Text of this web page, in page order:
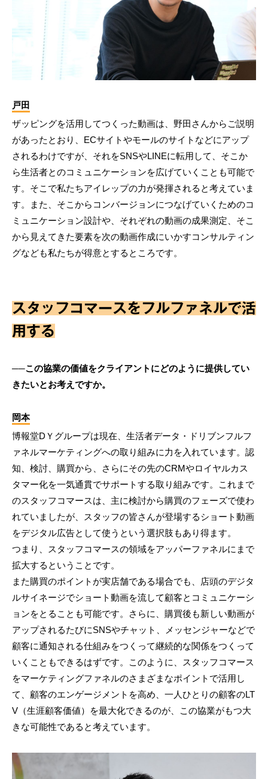
戸田
ザッピングを活用してつくった動画は、野田さんからご説明
があったとおり、ECサイトやモールのサイトなどにアップ
されるわけですが、それをSNSやLINEに転用して、そこか
ら生活者とのコミュニケーションを広げていくことも可能で
す。そこで私たちアイレップの力が発揮されると考えていま
す。また、そこからコンバージョンにつなげていくためのコ
ミュニケーション設計や、それぞれの動画の成果測定、そこ
から見えてきた要素を次の動画作成にいかすコンサルティン
グなども私たちが得意とするところです。
スタッフコマースをフルファネルで活
用する
──この協業の価値をクライアントにどのように提供してい
きたいとお考えですか。
岡本
博報堂DＹグループは現在、生活者データ・ドリブンフルフ
ァネルマーケティングへの取り組みに力を入れています。認
知、検討、購買から、さらにその先のCRMやロイヤルカス
タマー化を一気通貫でサポートする取り組みです。これまで
のスタッフコマースは、主に検討から購買のフェーズで使わ
れていましたが、スタッフの皆さんが登場するショート動画
をデジタル広告として使うという選択肢もあり得ます。
つまり、スタッフコマースの領域をアッパーファネルにまで
拡大するということです。
また購買のポイントが実店舗である場合でも、店頭のデジタ
ルサイネージでショート動画を流して顧客とコミュニケーシ
ョンをとることも可能です。さらに、購買後も新しい動画が
アップされるたびにSNSやチャット、メッセンジャーなどで
顧客に通知される仕組みをつくって継続的な関係をつくって
いくこともできるはずです。このように、スタッフコマース
をマーケティングファネルのさまざまなポイントで活用し
て、顧客のエンゲージメントを高め、一人ひとりの顧客のLT
V（生涯顧客価値）を最大化できるのが、この協業がもつ大
きな可能性であると考えています。